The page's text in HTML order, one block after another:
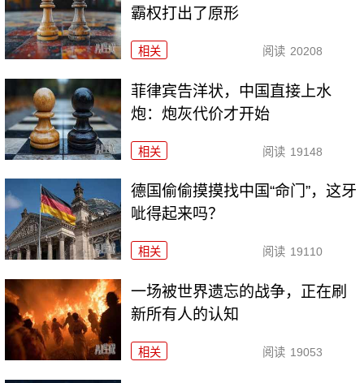
霸权打出了原形
相关 阅读 20208
菲律宾告洋状，中国直接上水
炮：炮灰代价才开始
相关 阅读 19148
德国偷偷摸摸找中国“命门”，这牙
呲得起来吗？
相关 阅读 19110
一场被世界遗忘的战争，正在刷
新所有人的认知
相关 阅读 19053